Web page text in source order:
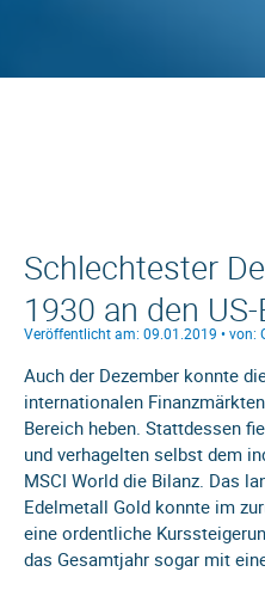
Schlechtester
1930 an den
Veröffentlicht am: 09.01.2019 • von:
Auch der Dezember konnte
internationalen
Bereich heben. Stattdessen
und verhagelten selbst dem
MSCI World die Bilanz. Das
Edelmetall Gold konnte im
eine ordentliche
das Gesamtjahr sogar mit